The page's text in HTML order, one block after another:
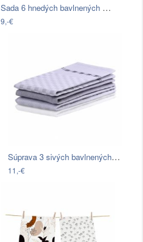
Sada 6 hnedých bavlnených utierok…
9,-€
Súprava 3 sivých bavlnených utierok…
11,-€